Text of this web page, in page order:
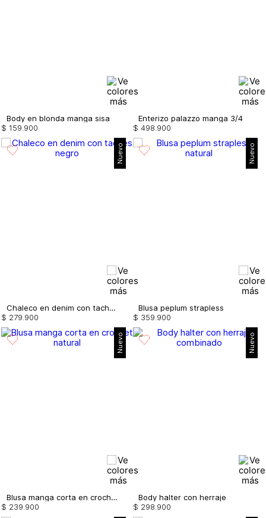
Body en blonda manga sisa
$ 159 900
Enterizo palazzo manga 3/4
$ 498 900
Nuevo
Chaleco en denim con taches
$ 279 900
Nuevo
Blusa peplum strapless
$ 359 900
Nuevo
Blusa manga corta en crochet
$ 239 900
Nuevo
Body halter con herraje
$ 298 900